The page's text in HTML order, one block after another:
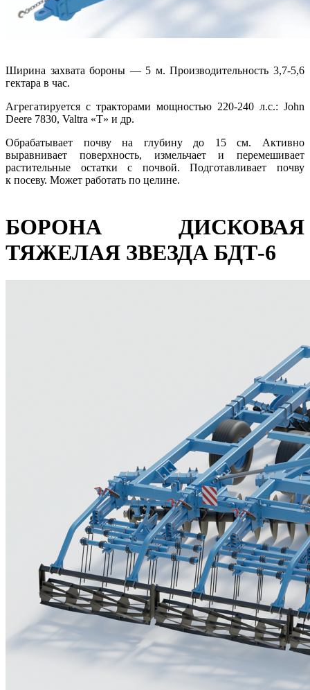
Ширина захвата бороны — 5 м. Производительность 3,7-5,6
гектара в час.
Агрегатируется с тракторами мощностью 220-240 л.с.: John
Deere 7830, Valtra «Т» и др.
Обрабатывает почву на глубину до 15 см. Активно
выравнивает поверхность, измельчает и перемешивает
растительные остатки с почвой. Подготавливает почву
к посеву. Может работать по целине.
БОРОНА ДИСКОВАЯ
ТЯЖЕЛАЯ ЗВЕЗДА БДТ-6